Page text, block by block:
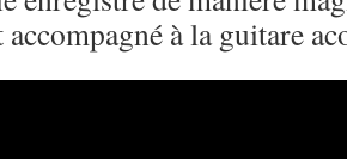
à la guitare